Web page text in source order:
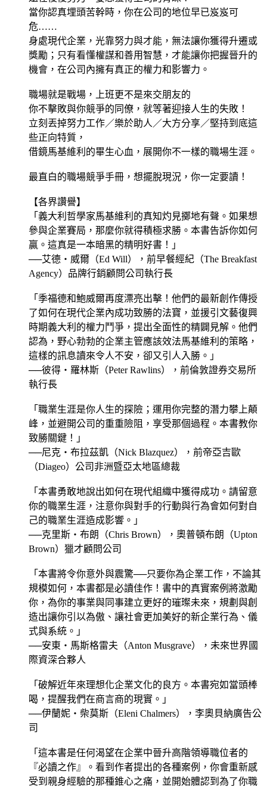
當你認真埋頭苦幹時，你在公司的地位早已岌岌可
危……
身處現代企業，光靠努力與才能，無法讓你獲得升遷或
獎勵；只有看懂權謀和善用智慧，才能讓你把握晉升的
機會，在公司內擁有真正的權力和影響力。
職場就是戰場，上班更不是來交朋友的
你不擊敗與你競爭的同僚，就等著迎接人生的失敗！
立刻丟掉努力工作／樂於助人／大方分享／堅持到底這
些正向特質，
借鏡馬基維利的畢生心血，展開你不一樣的職場生涯。
最直白的職場競爭手冊，想擺脫現況，你一定要讀！
【各界讚譽】
「義大利哲學家馬基維利的真知灼見擲地有聲。如果想
參與企業賽局，那麼你就得積極求勝。本書告訴你如何
贏。這真是一本暗黑的精明好書！」
──艾德‧威爾（Ed Will），前早餐經紀（The Breakfast
Agency）品牌行銷顧問公司執行長
「季福德和鮑威爾再度漂亮出擊！他們的最新創作傳授
了如何在現代企業內成功致勝的法寶，並援引文藝復興
時期義大利的權力鬥爭，提出全面性的精闢見解。他們
認為，野心勃勃的企業主管應該效法馬基維利的策略，
這樣的訊息讀來令人不安，卻又引人入勝。」
──彼得‧羅林斯（Peter Rawlins），前倫敦證券交易所
執行長
「職業生涯是你人生的探險；運用你完整的潛力攀上顛
峰，並避開公司的重重險阻，享受那個過程。本書教你
致勝關鍵！」
──尼克‧布拉茲凱（Nick Blazquez），前帝亞吉歐
（Diageo）公司非洲暨亞太地區總裁
「本書勇敢地說出如何在現代組織中獲得成功。請留意
你的職業生涯，注意你與對手的行動與行為會如何對自
己的職業生涯造成影響。」
──克里斯‧布朗（Chris Brown），奧普頓布朗（Upton
Brown）獵才顧問公司
「本書將令你意外與震驚──只要你為企業工作，不論其
規模如何，本書都是必讀佳作！書中的真實案例將激勵
你，為你的事業與同事建立更好的璀璨未來，規劃與創
造出讓你引以為傲、讓社會更加美好的新企業行為、儀
式與系統。」
──安東‧馬斯格雷夫（Anton Musgrave），未來世界國
際資深合夥人
「破解近年來理想化企業文化的良方。本書宛如當頭棒
喝，提醒我們在商言商的現實。」
──伊蘭妮‧柴莫斯（Eleni Chalmers），李奧貝納廣告公
司
「這本書是任何渴望在企業中晉升高階領導職位者的
『必讀之作』。看到作者提出的各種案例，你會重新感
受到親身經驗的那種錐心之痛，並開始體認到為了你職